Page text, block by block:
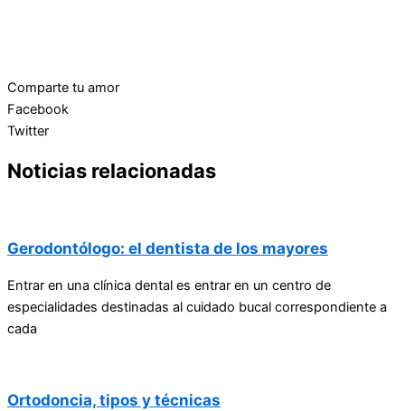
Comparte tu amor
Facebook
Twitter
Noticias relacionadas
Gerodontólogo: el dentista de los mayores
Entrar en una clínica dental es entrar en un centro de
especialidades destinadas al cuidado bucal correspondiente a
cada
Ortodoncia, tipos y técnicas